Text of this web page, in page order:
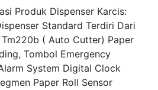
Produk Dispenser Karcis:
Standard Terdiri Dari
Tm220b ( Auto Cutter) Paper
Tombol Emergency
System Digital Clock
Paper Roll Sensor